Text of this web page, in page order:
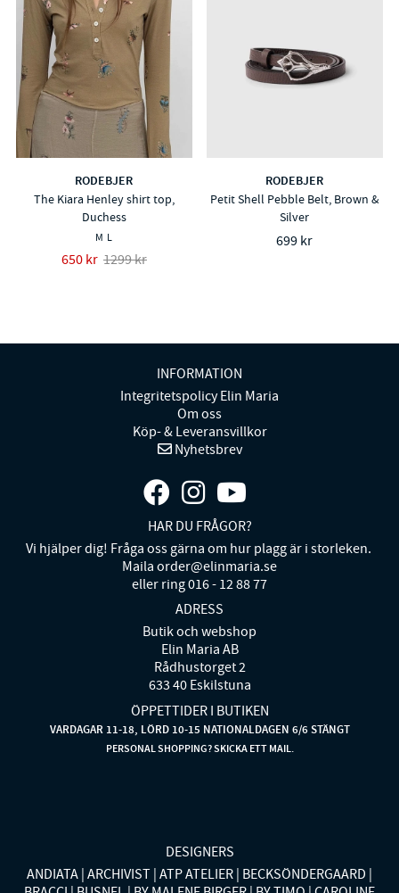
RODEBJER
The Kiara Henley shirt top,
Duchess
M L
650 kr 1299 kr
RODEBJER
Petit Shell Pebble Belt, Brown &
Silver
699 kr
INFORMATION
Integritetspolicy Elin Maria
Om oss
Köp- & Leveransvillkor
Nyhetsbrev
HAR DU FRÅGOR?
Vi hjälper dig! Fråga oss gärna om hur plagg är i storleken.
Maila order@elinmaria.se
eller ring 016 - 12 88 77
ADRESS
Butik och webshop
Elin Maria AB
Rådhustorget 2
633 40 Eskilstuna
ÖPPETTIDER I BUTIKEN
VARDAGAR 11-18, LÖRD 10-15 NATIONALDAGEN 6/6 STÄNGT
PERSONAL SHOPPING? SKICKA ETT MAIL.
DESIGNERS
ANDIATA ARCHIVIST ATP ATELIER BECKSÖNDERGAARD